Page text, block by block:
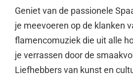
Geniet van de passionele
je meevoeren op de klanken
flamencomuziek die uit alle
je verrassen door de
Liefhebbers van kunst en